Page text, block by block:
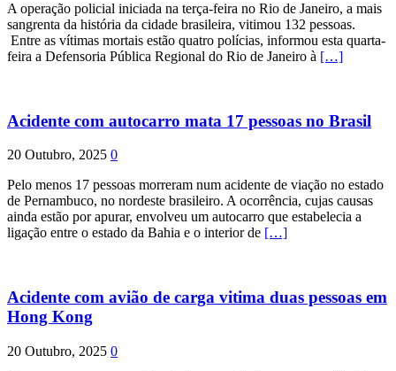
A operação policial iniciada na terça-feira no Rio de Janeiro, a mais
sangrenta da história da cidade brasileira, vitimou 132 pessoas.
Entre as vítimas mortais estão quatro polícias, informou esta quarta-
feira a Defensoria Pública Regional do Rio de Janeiro à […]
Acidente com autocarro mata 17 pessoas no Brasil
20 Outubro, 2025 0
Pelo menos 17 pessoas morreram num acidente de viação no estado
de Pernambuco, no nordeste brasileiro. A ocorrência, cujas causas
ainda estão por apurar, envolveu um autocarro que estabelecia a
ligação entre o estado da Bahia e o interior de […]
Acidente com avião de carga vitima duas pessoas em
Hong Kong
20 Outubro, 2025 0